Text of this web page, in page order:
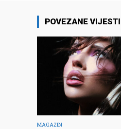
POVEZANE VIJESTI
MAGAZIN